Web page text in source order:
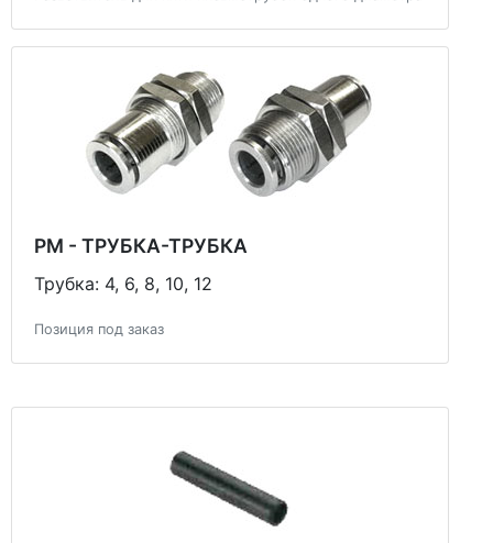
PM - ТРУБКА-ТРУБКА
Трубка: 4, 6, 8, 10, 12
Позиция под заказ